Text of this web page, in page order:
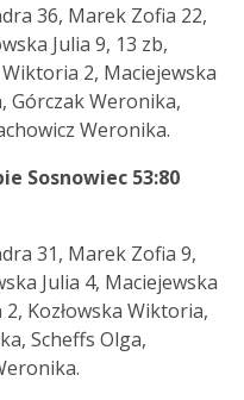
36, Marek Zofia 22,
Julia 9, 13 zb,
Wiktoria 2, Maciejewska
Górczak Weronika,
Weronika.
Sosnowiec 53:80
31, Marek Zofia 9,
Julia 4, Maciejewska
Kozłowska Wiktoria,
Scheffs Olga,